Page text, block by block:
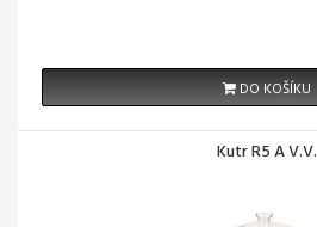
DO KOŠÍKU
Kutr R5 A V.V.